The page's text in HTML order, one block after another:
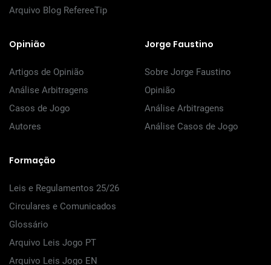
Arquivo Blog RefereeTip
Opinião
Artigos de Opinião
Análise Arbitragens
Casos de Jogo
Autores
Jorge Faustino
Sobre Jorge Faustino
Opinião
Análise Arbitragens
Análise Casos de Jogo
Formação
Leis e Regulamentos 25/26
Circulares e Comunicados
Glossário
Arquivo Leis Jogo PT
Arquivo Leis Jogo EN